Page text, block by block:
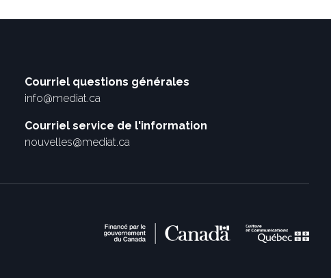
Courriel questions générales
info@mediat.ca
Courriel service de l'information
nouvelles@mediat.ca